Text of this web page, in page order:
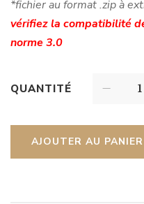
*fichier au format .zip à
vérifiez la compatibilité
norme 3.0
QUANTITÉ
AJOUTER AU PANIER